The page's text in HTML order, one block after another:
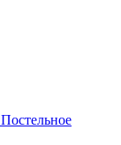
Постельное